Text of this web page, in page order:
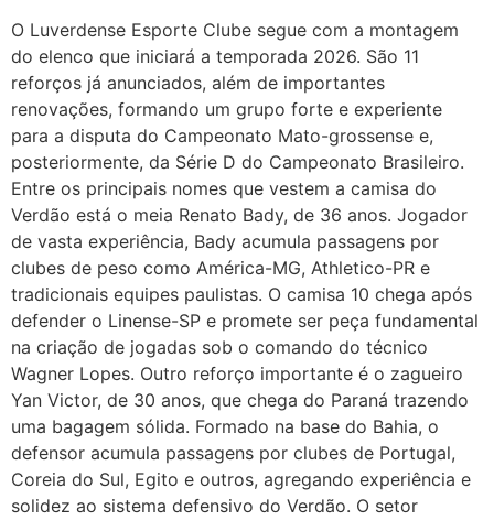
O Luverdense Esporte Clube segue com a montagem
do elenco que iniciará a temporada 2026. São 11
reforços já anunciados, além de importantes
renovações, formando um grupo forte e experiente
para a disputa do Campeonato Mato-grossense e,
posteriormente, da Série D do Campeonato Brasileiro.
Entre os principais nomes que vestem a camisa do
Verdão está o meia Renato Bady, de 36 anos. Jogador
de vasta experiência, Bady acumula passagens por
clubes de peso como América-MG, Athletico-PR e
tradicionais equipes paulistas. O camisa 10 chega após
defender o Linense-SP e promete ser peça fundamental
na criação de jogadas sob o comando do técnico
Wagner Lopes. Outro reforço importante é o zagueiro
Yan Victor, de 30 anos, que chega do Paraná trazendo
uma bagagem sólida. Formado na base do Bahia, o
defensor acumula passagens por clubes de Portugal,
Coreia do Sul, Egito e outros, agregando experiência e
solidez ao sistema defensivo do Verdão. O setor